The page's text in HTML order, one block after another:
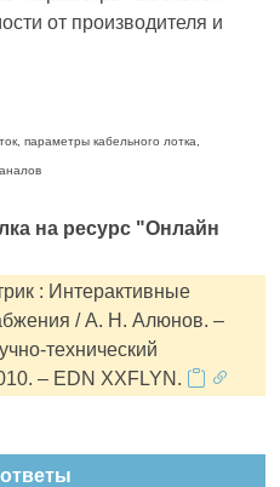
от производителя и
параметры кабельного лотка,
на ресурс "Онлайн
: Интерактивные
/ А. Н. Алюнов. –
технический
– EDN XXFLYN.